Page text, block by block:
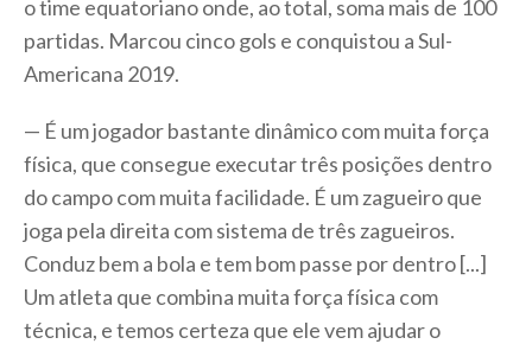
o time equatoriano onde, ao total, soma mais de 100
partidas. Marcou cinco gols e conquistou a Sul-
Americana 2019.
— É um jogador bastante dinâmico com muita força
física, que consegue executar três posições dentro
do campo com muita facilidade. É um zagueiro que
joga pela direita com sistema de três zagueiros.
Conduz bem a bola e tem bom passe por dentro [...]
Um atleta que combina muita força física com
técnica, e temos certeza que ele vem ajudar o